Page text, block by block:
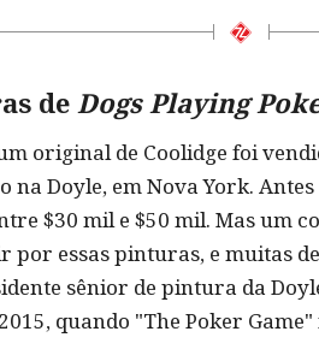
de Dogs Playing
original de Coolidge foi
Doyle, em Nova York.
$30 mil e $50 mil. Mas um
por essas pinturas, e muitas
sênior de pintura da
quando "The Poker